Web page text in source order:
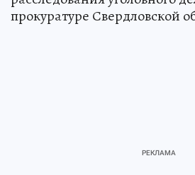
прокуратуре Свердловской